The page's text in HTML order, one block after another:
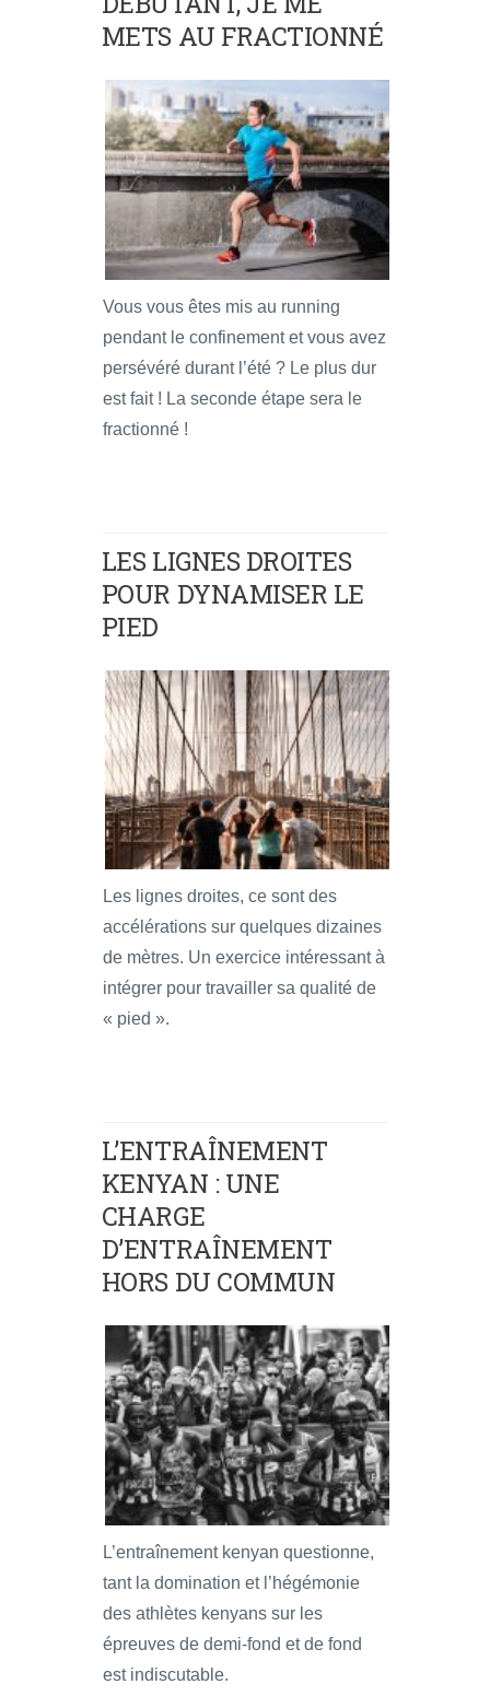
METS AU FRACTIONNÉ
Vous vous êtes mis au running
pendant le confinement et vous avez
persévéré durant l’été ? Le plus dur
est fait ! La seconde étape sera le
fractionné !
LES LIGNES DROITES
POUR DYNAMISER LE
PIED
Les lignes droites, ce sont des
accélérations sur quelques dizaines
de mètres. Un exercice intéressant à
intégrer pour travailler sa qualité de
« pied ».
L’ENTRAÎNEMENT
KENYAN : UNE
CHARGE
D’ENTRAÎNEMENT
HORS DU COMMUN
L’entraînement kenyan questionne,
tant la domination et l’hégémonie
des athlètes kenyans sur les
épreuves de demi-fond et de fond
est indiscutable.